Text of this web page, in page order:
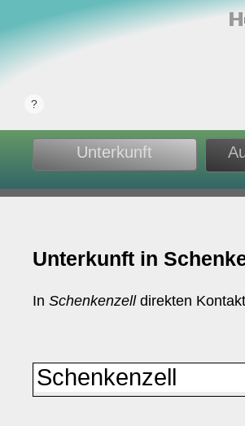
Unterkunft
Unterkunft in
InSchenkenzelldirekten